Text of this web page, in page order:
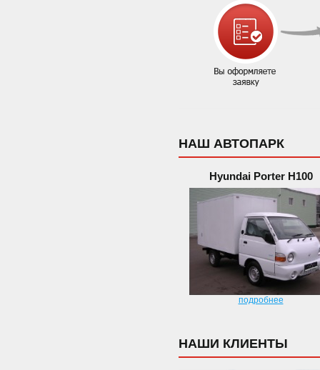
НАШ АВТОПАРК
Hyundai Porter H100
подробнее
НАШИ КЛИЕНТЫ